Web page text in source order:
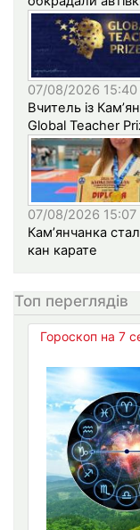
07/08/2026 15:40
Вчитель із
Global Teacher
07/08/2026 15:07
Кам’янчанка
кан карате
Топ переглядів
Гороскоп на 7